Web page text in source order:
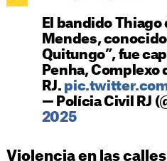
El bandido
Mendes,
Quitungo”, fue
Penha, Complexo
RJ.
— Polícia Civil RJ
2025
Violencia en las